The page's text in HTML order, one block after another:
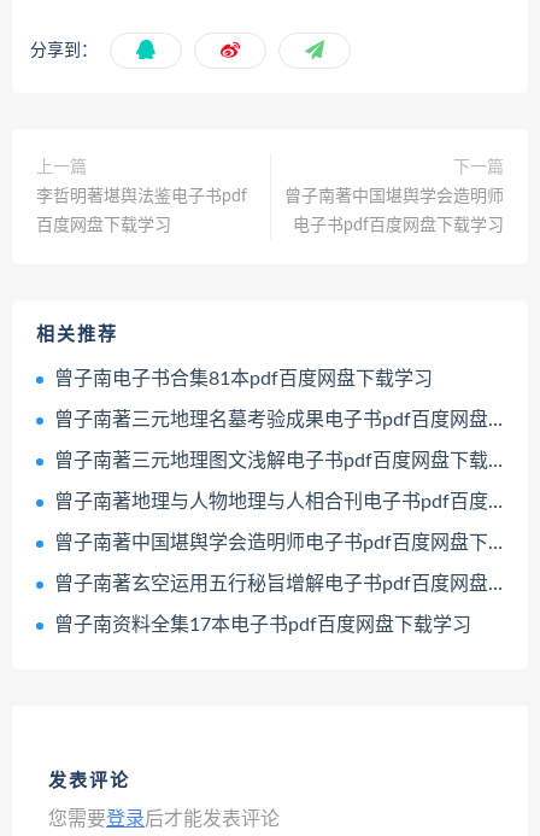
分享到：
上一篇
李哲明著堪舆法鉴电子书pdf
百度网盘下载学习
下一篇
曾子南著中国堪舆学会造明师
电子书pdf百度网盘下载学习
相关推荐
曾子南电子书合集81本pdf百度网盘下载学习
曾子南著三元地理名墓考验成果电子书pdf百度网盘下载学习
曾子南著三元地理图文浅解电子书pdf百度网盘下载学习
曾子南著地理与人物地理与人相合刊电子书pdf百度网盘下载学习
曾子南著中国堪舆学会造明师电子书pdf百度网盘下载学习
曾子南著玄空运用五行秘旨增解电子书pdf百度网盘下载学习
曾子南资料全集17本电子书pdf百度网盘下载学习
发表评论
您需要登录后才能发表评论